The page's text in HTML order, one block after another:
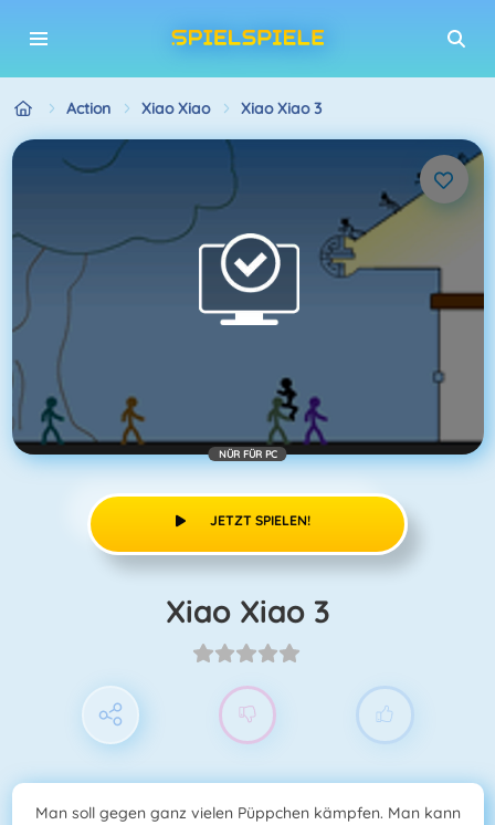
Action Xiao Xiao Xiao Xiao 3
NÜR FÜR PC
JETZT SPIELEN!
Xiao Xiao 3
Man soll gegen ganz vielen Püppchen kämpfen. Man kann